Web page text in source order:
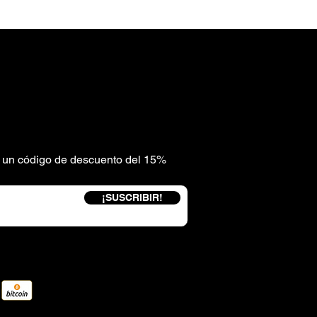
código de descuento del 15%
¡SUSCRIBIR!